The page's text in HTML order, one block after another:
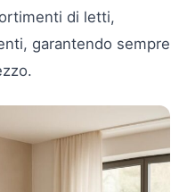
di letti,
garantendo sempre